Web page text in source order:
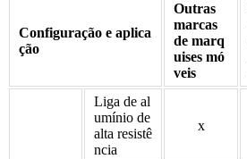
Configuração e aplica
ção
Outras
marcas
de marq
uises mó
veis
Liga de al
umínio de
alta resistê
ncia
x